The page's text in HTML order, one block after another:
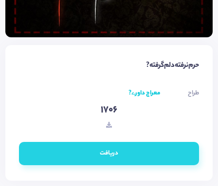
حرم‌نرفته‌دلم‌گرفته?
طراح معراج داورے?
1706
دریافت